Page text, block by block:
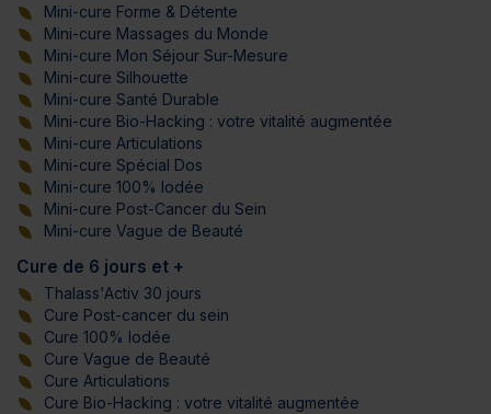
Mini-cure Forme & Détente
Mini-cure Massages du Monde
Mini-cure Mon Séjour Sur-Mesure
Mini-cure Silhouette
Mini-cure Santé Durable
Mini-cure Bio-Hacking : votre vitalité augmentée
Mini-cure Articulations
Mini-cure Spécial Dos
Mini-cure 100% Iodée
Mini-cure Post-Cancer du Sein
Mini-cure Vague de Beauté
Cure de 6 jours et +
Thalass'Activ 30 jours
Cure Post-cancer du sein
Cure 100% Iodée
Cure Vague de Beauté
Cure Articulations
Cure Bio-Hacking : votre vitalité augmentée